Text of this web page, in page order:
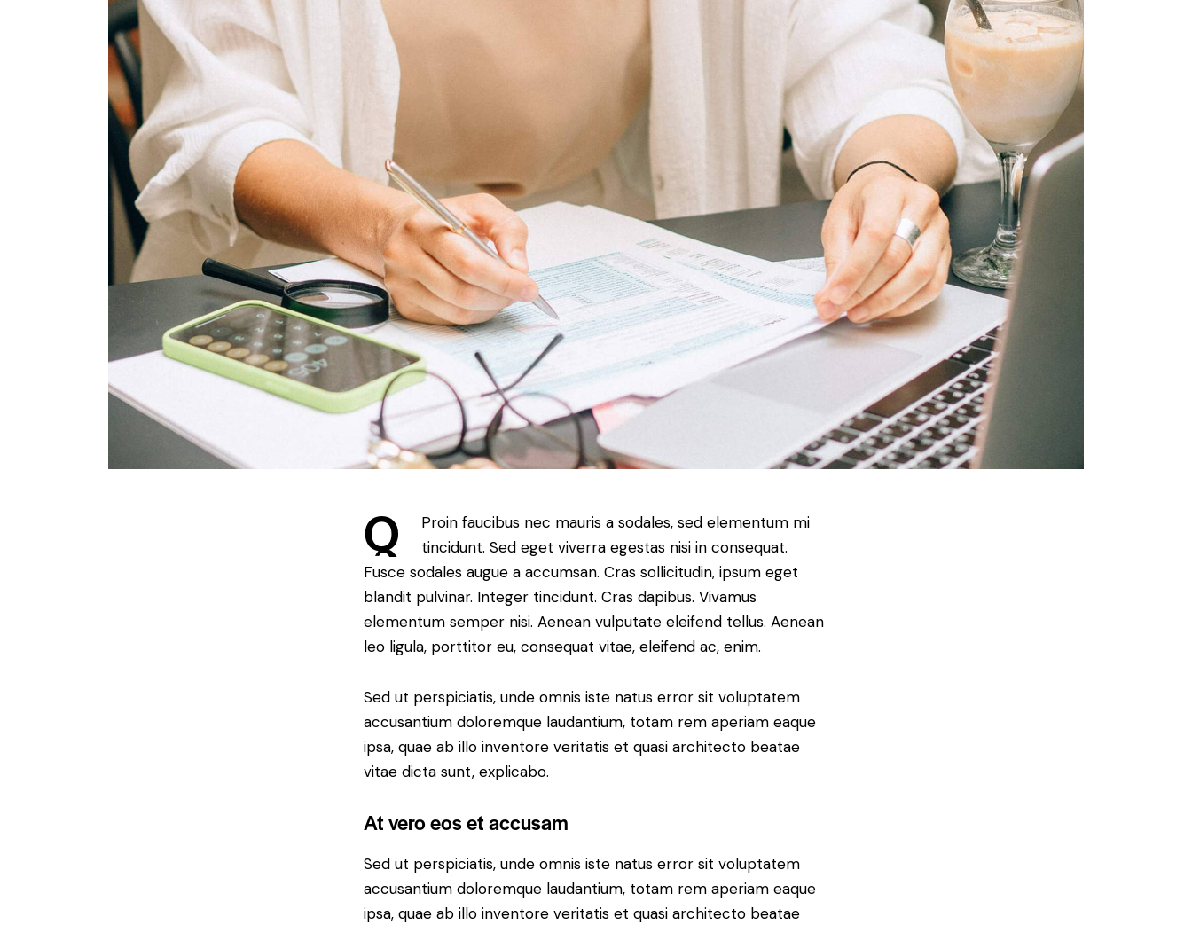
Q
Proin faucibus nec mauris a sodales, sed elementum mi
tincidunt. Sed eget viverra egestas nisi in consequat.
Fusce sodales augue a accumsan. Cras sollicitudin, ipsum eget
blandit pulvinar. Integer tincidunt. Cras dapibus. Vivamus
elementum semper nisi. Aenean vulputate eleifend tellus. Aenean
leo ligula, porttitor eu, consequat vitae, eleifend ac, enim.
Sed ut perspiciatis, unde omnis iste natus error sit voluptatem
accusantium doloremque laudantium, totam rem aperiam eaque
ipsa, quae ab illo inventore veritatis et quasi architecto beatae
vitae dicta sunt, explicabo.
At vero eos et accusam
Sed ut perspiciatis, unde omnis iste natus error sit voluptatem
accusantium doloremque laudantium, totam rem aperiam eaque
ipsa, quae ab illo inventore veritatis et quasi architecto beatae